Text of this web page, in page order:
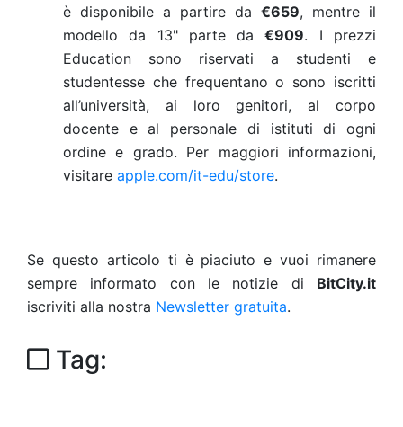
è disponibile a partire da €659, mentre il
modello da 13" parte da
€909. I prezzi
Education sono riservati a studenti e
studentesse che frequentano o sono iscritti
all’università, ai loro genitori, al corpo
docente e al personale di istituti di ogni
ordine e grado. Per maggiori informazioni,
visitare apple.com/it-edu/store.
Se questo articolo ti è piaciuto e vuoi rimanere
sempre informato con le notizie di BitCity.it
iscriviti alla nostra Newsletter gratuita.
Tag: